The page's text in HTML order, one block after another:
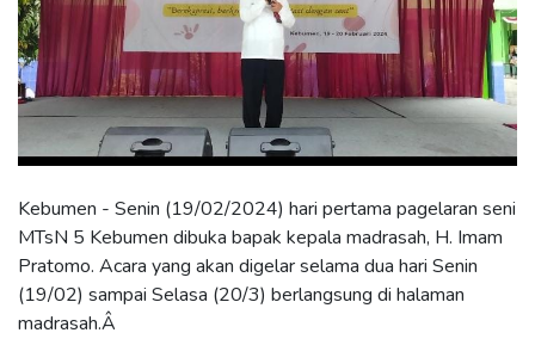
Kebumen - Senin (19/02/2024) hari pertama pagelaran seni
MTsN 5 Kebumen dibuka bapak kepala madrasah, H. Imam
Pratomo. Acara yang akan digelar selama dua hari Senin
(19/02) sampai Selasa (20/3) berlangsung di halaman
madrasah.Â